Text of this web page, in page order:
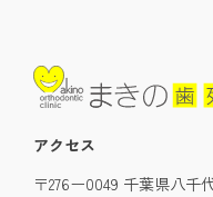
アクセス
〒276ー0049 千葉県八千